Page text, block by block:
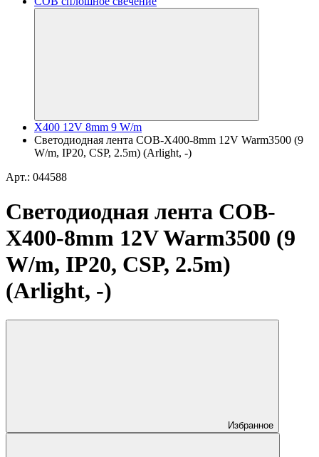
X400 12V 8mm 9 W/m
Светодиодная лента COB-X400-8mm 12V Warm3500 (9
W/m, IP20, CSP, 2.5m) (Arlight, -)
Арт.: 044588
Светодиодная лента COB-
X400-8mm 12V Warm3500 (9
W/m, IP20, CSP, 2.5m)
(Arlight, -)
Избранное